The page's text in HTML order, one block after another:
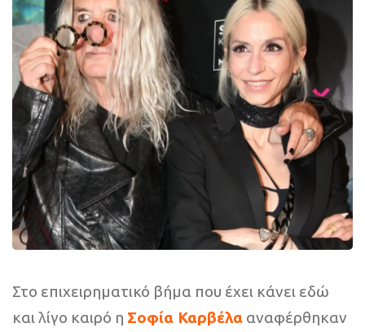
Στο επιχειρηματικό βήμα που έχει κάνει εδώ
και λίγο καιρό η Σοφία Καρβέλα αναφέρθηκαν